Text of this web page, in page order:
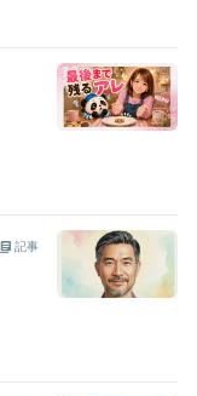
マーケットブログ(主
前後:10年
を一緒に考える☺
自分軸
hsp
ー　アドバイス
記事